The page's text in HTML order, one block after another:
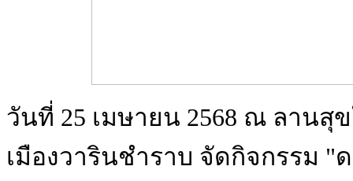
วันที่ 25 เมษายน 2568 ณ ลาน
เมืองวารินชำราบ จัดกิจกรรม "